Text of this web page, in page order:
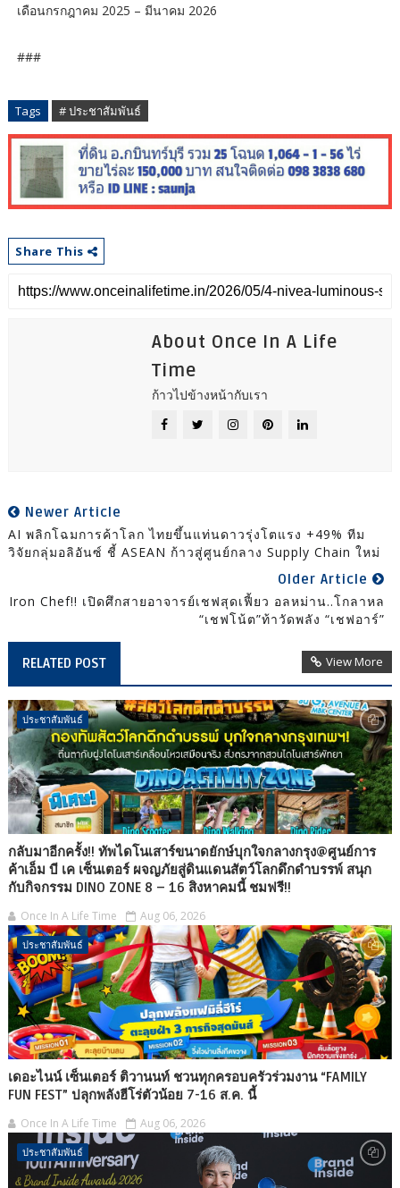
เดือนกรกฎาคม 2025 – มีนาคม 2026
###
Tags # ประชาสัมพันธ์
Share This
About Once In A Life
Time
ก้าวไปข้างหน้ากับเรา
Newer Article
AI พลิกโฉมการค้าโลก ไทยขึ้นแท่นดาวรุ่งโตแรง +49% ทีม
วิจัยกลุ่มอลิอันซ์ ชี้ ASEAN ก้าวสู่ศูนย์กลาง Supply Chain ใหม่
Older Article
Iron Chef!! เปิดศึกสายอาจารย์เชฟสุดเฟี้ยว อลหม่าน..โกลาหล
“เชฟโน้ต”ท้าวัดพลัง “เชฟอาร์”
RELATED POST View More
ประชาสัมพันธ์
กลับมาอีกครั้ง!! ทัพไดโนเสาร์ขนาดยักษ์บุกใจกลางกรุง@ศูนย์การ
ค้าเอ็ม บี เค เซ็นเตอร์ ผจญภัยสู่ดินแดนสัตว์โลกดึกดำบรรพ์ สนุก
กับกิจกรรม DINO ZONE 8 – 16 สิงหาคมนี้ ชมฟรี!!
Once In A Life Time Aug 06, 2026
ประชาสัมพันธ์
เดอะไนน์ เซ็นเตอร์ ติวานนท์ ชวนทุกครอบครัวร่วมงาน “FAMILY
FUN FEST” ปลุกพลังฮีโร่ตัวน้อย 7-16 ส.ค. นี้
Once In A Life Time Aug 06, 2026
ประชาสัมพันธ์